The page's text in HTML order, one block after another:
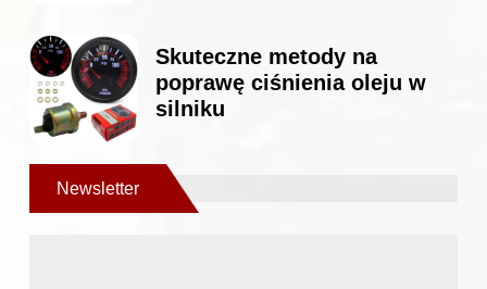
Skuteczne metody na
poprawę ciśnienia oleju w
silniku
Newsletter